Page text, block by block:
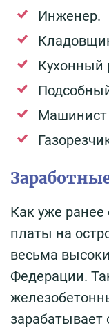
Инженер.
Кухонный
Машинист
Как уже
платы на
весьма
Федерации.
зарабатывает